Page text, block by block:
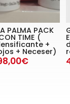
PALMA PACK
TIME (
+
+ Neceser)